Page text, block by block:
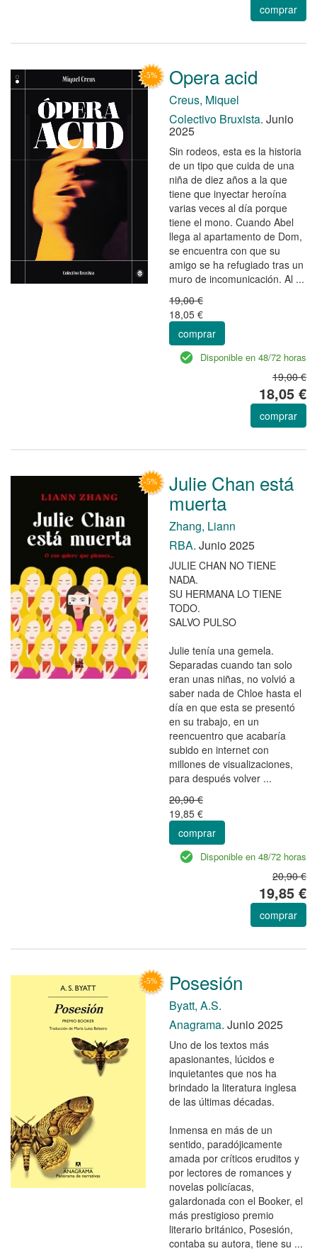
comprar
Opera acid
Creus, Miquel
Colectivo Bruxista. Junio
2025
Sin rodeos, esta es la historia
de un tipo que cuida de una
niña de diez años a la que
tiene que inyectar heroína
varias veces al día porque
tiene el mono. Cuando Abel
llega al apartamento de Dom,
se encuentra con que su
amigo se ha refugiado tras un
muro de incomunicación. Al ...
19,00 €
18,05 €
comprar
Disponible en 48/72 horas
19,00 €
18,05 €
comprar
Julie Chan está
muerta
Zhang, Liann
RBA. Junio 2025
JULIE CHAN NO TIENE
NADA.
SU HERMANA LO TIENE
TODO.
SALVO PULSO
Julie tenía una gemela.
Separadas cuando tan solo
eran unas niñas, no volvió a
saber nada de Chloe hasta el
día en que esta se presentó
en su trabajo, en un
reencuentro que acabaría
subido en internet con
millones de visualizaciones,
para después volver ...
20,90 €
19,85 €
comprar
Disponible en 48/72 horas
20,90 €
19,85 €
comprar
Posesión
Byatt, A.S.
Anagrama. Junio 2025
Uno de los textos más
apasionantes, lúcidos e
inquietantes que nos ha
brindado la literatura inglesa
de las últimas décadas.
Inmensa en más de un
sentido, paradójicamente
amada por críticos eruditos y
por lectores de romances y
novelas policíacas,
galardonada con el Booker, el
más prestigioso premio
literario británico, Posesión,
contaba su autora, tiene su ...